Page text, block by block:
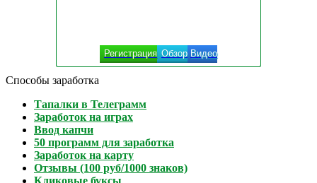
Регистрация Обзор Видео
Способы заработка
Тапалки в Телеграмм
Заработок на играх
Ввод капчи
50 программ для заработка
Заработок на карту
Отзывы (100 руб/1000 знаков)